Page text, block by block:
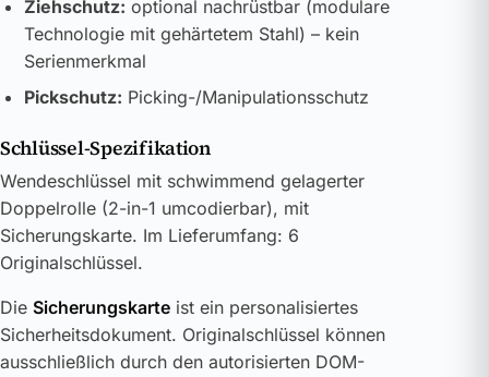
Ziehschutz: optional nachrüstbar (modulare
Technologie mit gehärtetem Stahl) – kein
Serienmerkmal
Pickschutz: Picking-/Manipulationsschutz
Schlüssel-Spezifikation
Wendeschlüssel mit schwimmend gelagerter
Doppelrolle (2-in-1 umcodierbar), mit
Sicherungskarte. Im Lieferumfang: 6
Originalschlüssel.
Die Sicherungskarte ist ein personalisiertes
Sicherheitsdokument. Originalschlüssel können
ausschließlich durch den autorisierten DOM-